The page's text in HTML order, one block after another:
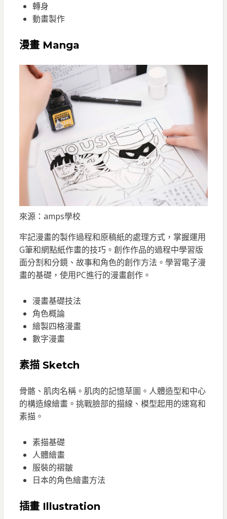
轉身
動畫製作
漫畫 Manga
來源：amps學校
牢記漫畫的製作過程和原稿紙的處理方式，掌握運用
G筆和網點紙作畫的技巧。創作作品的過程中學習版
面分割和分鏡、故事和角色的創作方法。學習電子漫
畫的基礎，使用PC進行的漫畫創作。
漫畫基礎技法
角色概論
繪製四格漫畫
數字漫畫
素描 Sketch
骨骼、肌肉名稱。肌肉的記憶草圖。人體造型和中心
的構造線繪畫。挑戰臉部的描線、模型起用的速寫和
素描。
素描基礎
人體繪畫
服裝的褶皺
日本的角色繪畫方法
插畫 Illustration